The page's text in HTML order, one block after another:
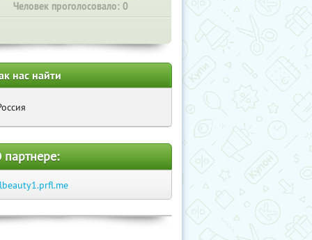
Человек проголосовало: 0
нас найти
партнере: